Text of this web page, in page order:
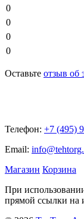
0
0
0
0
Оставьте отзыв об
Телефон: +7 (495)
Email:
Магазин Корзина
При
прямой ссылки на